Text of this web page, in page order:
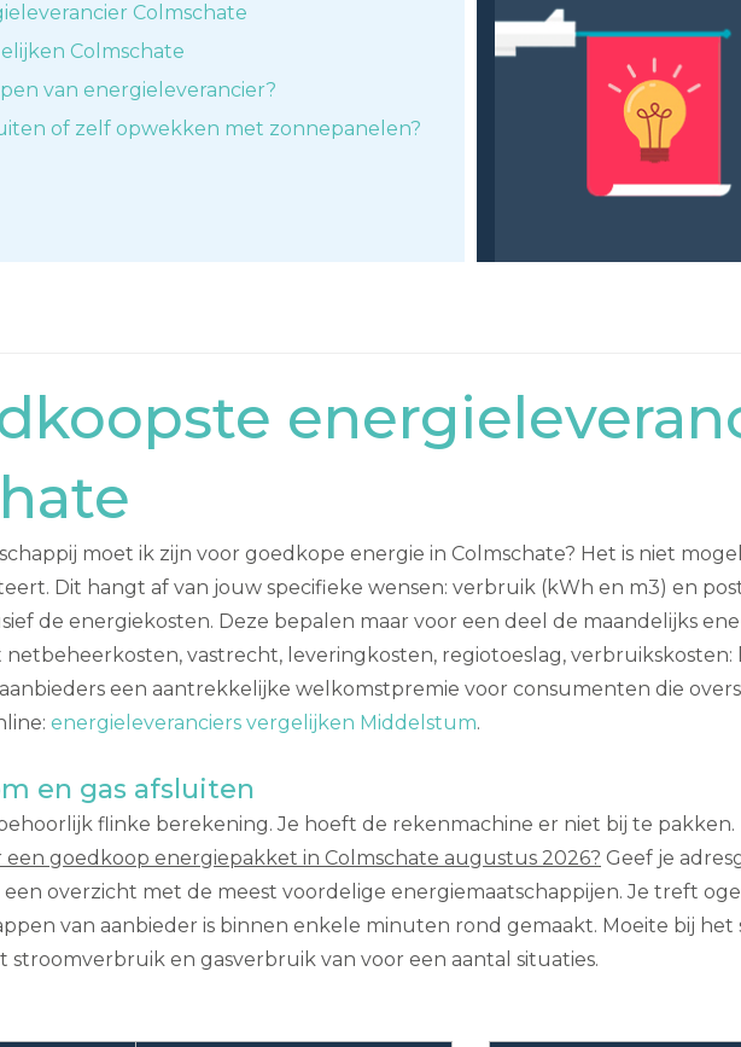
Colmschate
Colmschate
van energieleverancier?
of zelf opwekken met zonnepanelen?
moet ik zijn voor goedkope energie in Colmschate? Het is niet
Dit hangt af van jouw specifieke wensen: verbruik (kWh en m3) en
de energiekosten. Deze bepalen maar voor een deel de maandelijks
netbeheerkosten, vastrecht, leveringkosten, regiotoeslag,
een aantrekkelijke welkomstpremie voor consumenten die
energieleveranciers vergelijken Middelstum.
en gas afsluiten
flinke berekening. Je hoeft de rekenmachine er niet bij te
een goedkoop energiepakket in Colmschate augustus 2026? Geef je
overzicht met de meest voordelige energiemaatschappijen. Je treft
van aanbieder is binnen enkele minuten rond gemaakt. Moeite bij
stroomverbruik en gasverbruik van voor een aantal situaties.